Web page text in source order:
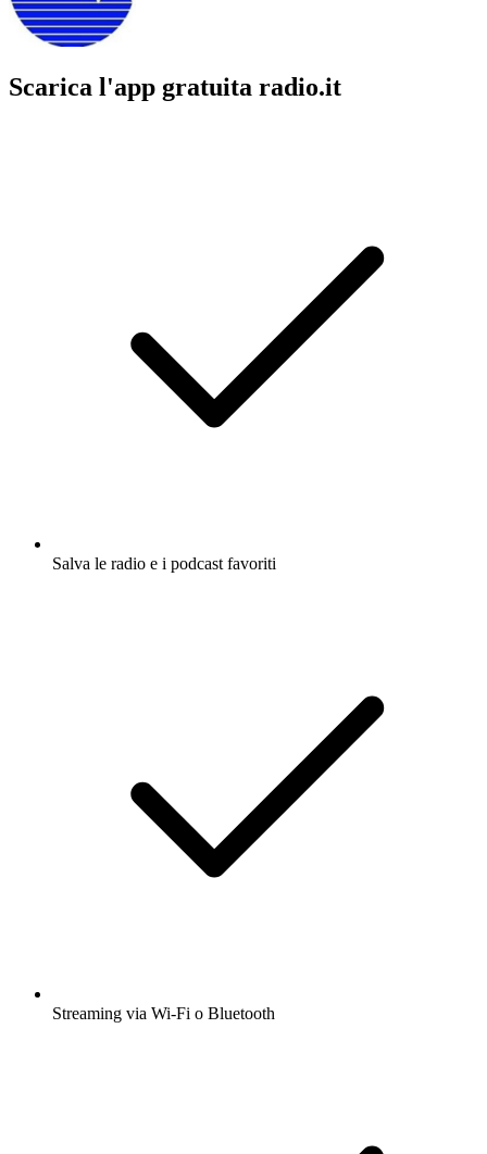
Scarica l'app gratuita radio.it
Salva le radio e i podcast favoriti
Streaming via Wi-Fi o Bluetooth